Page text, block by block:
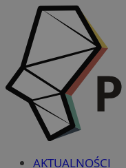
AKTUALNOŚCI